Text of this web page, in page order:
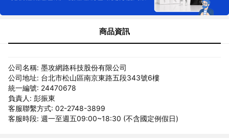
商品資訊
公司名稱: 墨攻網路科技股份有限公司
公司地址: 台北市松山區南京東路五段343號6樓
統一編號: 24470678
負責人: 彭振東
客服聯繫方式: 02-2748-3899
客服時段: 週一至週五09:00~18:30 (不含國定例假日)